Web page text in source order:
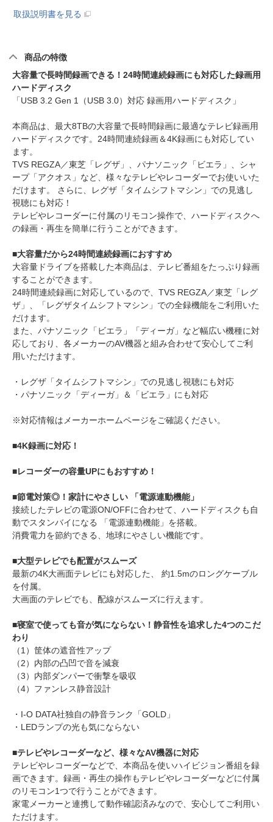
取扱説明書を見る
商品の特徴
大容量で長時間録画できる！24時間連続録画にも対応した録画用
ハードディスク
「USB 3.2 Gen 1（USB 3.0）対応 録画用ハードディスク」
本商品は、最大8TBの大容量で長時間録画に最適なテレビ録画用
ハードディスクです。24時間連続録画＆4K録画にも対応してい
ます。
TVS REGZA／東芝「レグザ」、パナソニック「ビエラ」、シャ
ープ「アクオス」など、様々なテレビやレコーダーでお使いいた
だけます。 さらに、レグザ「タイムシフトマシン」での見逃し
視聴にも対応！
テレビやレコーダーに付属のリモコン操作で、ハードディスクへ
の録画・再生を簡単に行うことができます。
■大容量だから24時間連続録画におすすめ
大容量ドライブを搭載した本商品は、テレビ番組をたっぷり録画
することができます。
24時間連続録画に対応しているので、TVS REGZA／東芝「レグ
ザ」、「レグザタイムシフトマシン」での全録機能をご利用いた
だけます。
また、パナソニック「ビエラ」「ディーガ」など幅広い機種に対
応しており、各メーカーのAV機器と組み合わせて安心してご利
用いただけます。
・レグザ「タイムシフトマシン」での見逃し視聴にも対応
・パナソニック「ディーガ」＆「ビエラ」にも対応
※対応情報はメーカーホームページをご確認ください。
■4K録画に対応！
■レコーダーの容量UPにもおすすめ！
■節電対策◎！家計にやさしい 「電源連動機能」
接続したテレビの電源ON/OFFに合わせて、ハードディスクも自
動でスタンバイになる 「電源連動機能」を搭載。
消費電力を節約できる、地球にやさしい機能です。
■大型テレビでも配置がスムーズ
最新の4K大画面テレビにも対応した、 約1.5mのロングケーブル
を付属。
大画面のテレビでも、配線がスムーズに行えます。
■寝室で使っても音が気にならない！静音性を追求した4つのこだ
わり
（1）筐体の遮音性アップ
（2）内部の凸凹で音を減衰
（3）内部ダンパーで衝撃を吸収
（4）ファンレス静音設計
・I-O DATA社独自の静音ランク「GOLD」
・LEDランプの光も気にならない
■テレビやレコーダーなど、様々なAV機器に対応
テレビやレコーダーなどで、本商品を使いハイビジョン番組を録
画できます。録画・再生の操作もテレビやレコーダーなどに付属
のリモコン1つで行うことができます。
家電メーカーと連携して動作確認済みなので、安心してご利用い
ただけます。